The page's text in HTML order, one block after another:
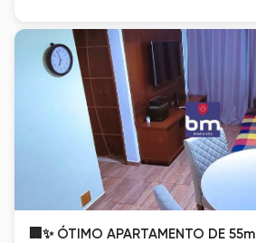
🏢✨ ÓTIMO APARTAMENTO DE